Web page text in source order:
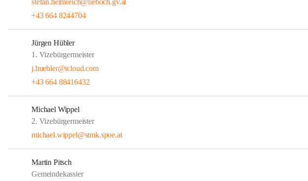
stefan.helmreich@lieboch.gv.at
+43 664 8244704
Jürgen Hübler
1. Vizebürgermeister
j.huebler@icloud.com
+43 664 88416432
Michael Wippel
2. Vizebürgermeister
michael.wippel@stmk.spoe.at
Martin Pitsch
Gemeindekassier